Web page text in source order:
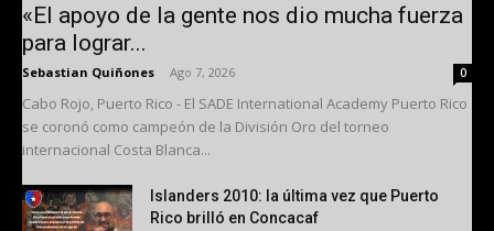
«El apoyo de la gente nos dio mucha fuerza
para lograr...
Sebastian Quiñones Ago 7, 2026 0
Cabo Rojo, Puerto Rico - El SADE International Academy Puerto Rico
se coronó como campeón de la División Oro del torneo
internacional Costa Blanca...
Islanders 2010: la última vez que Puerto
Rico brilló en Concacaf